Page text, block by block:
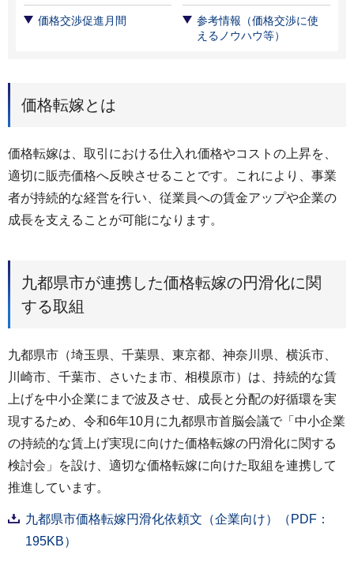
価格交渉促進月間
参考情報（価格交渉に使
えるノウハウ等）
価格転嫁とは
価格転嫁は、取引における仕入れ価格やコストの上昇を、
適切に販売価格へ反映させることです。これにより、事業
者が持続的な経営を行い、従業員への賃金アップや企業の
成長を支えることが可能になります。
九都県市が連携した価格転嫁の円滑化に関
する取組
九都県市（埼玉県、千葉県、東京都、神奈川県、横浜市、
川崎市、千葉市、さいたま市、相模原市）は、持続的な賃
上げを中小企業にまで波及させ、成長と分配の好循環を実
現するため、令和6年10月に九都県市首脳会議で「中小企業
の持続的な賃上げ実現に向けた価格転嫁の円滑化に関する
検討会」を設け、適切な価格転嫁に向けた取組を連携して
推進しています。
九都県市価格転嫁円滑化依頼文（企業向け）（PDF：
195KB）